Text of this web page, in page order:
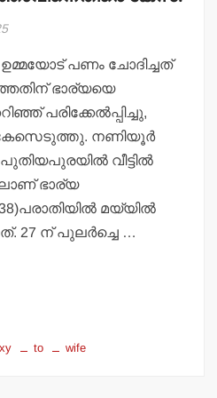
പണം ചോദിച്ചത്
ഭാര്യയെ
പരിക്കേല്‍പ്പിച്ചു,
കേസെടുത്തു. നണിയൂര്‍
വീട്ടില്‍
ഭാര്യ
മയ്യില്‍
27 ന് പുലര്‍ച്ചെ …
to wife